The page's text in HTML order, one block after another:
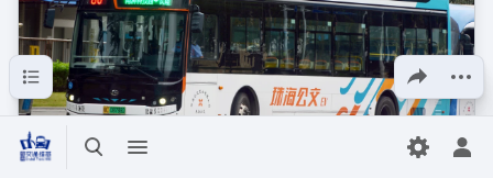
打开/关闭搜索
打开/关闭菜单 切换首选
打
分享此页面
目录